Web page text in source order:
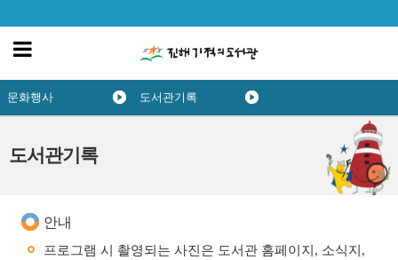
도서관기록
문화행사 도서관기록
안내
프로그램 시 촬영되는 사진은 도서관 홈페이지, 소식지,